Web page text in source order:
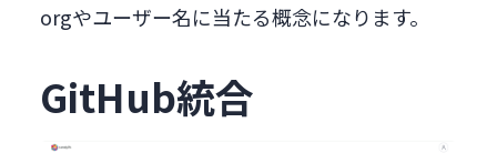
orgやユーザー名に当たる概念になります。
GitHub統合